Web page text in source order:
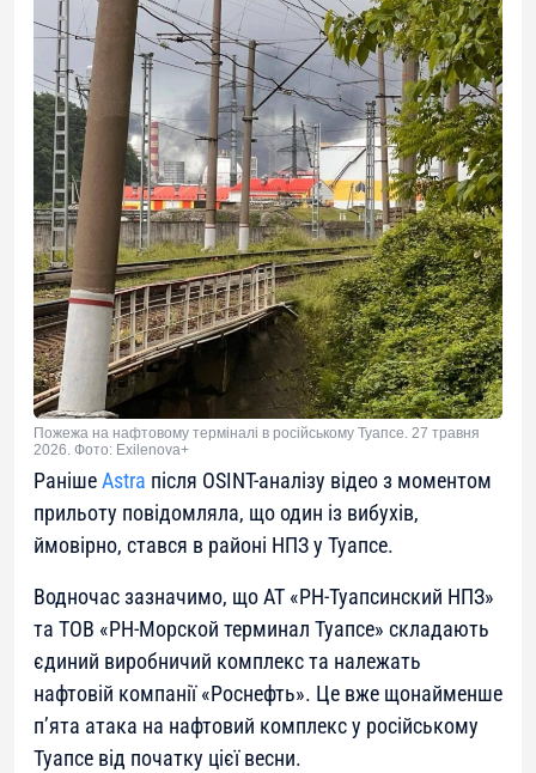
Пожежа на нафтовому терміналі в російському Туапсе. 27 травня
2026. Фото: Exilenova+
РанішеAstra після OSINT-аналізу відео з моментом
прильоту повідомляла, що один із вибухів,
ймовірно, стався в районі НПЗ у Туапсе.
Водночас зазначимо, що АТ «РН-Туапсинский НПЗ»
та ТОВ «РН-Морской терминал Туапсе» складають
єдиний виробничий комплекс та належать
нафтовій компанії «Роснефть». Це вже щонайменше
п’ята атака на нафтовий комплекс у російському
Туапсе від початку цієї весни.